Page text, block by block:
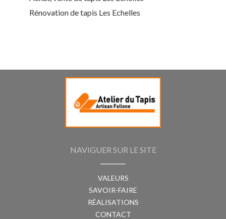
Rénovation de tapis Les Echelles
NAVIGUER SUR LE SITE
VALEURS
SAVOIR-FAIRE
RÉALISATIONS
CONTACT